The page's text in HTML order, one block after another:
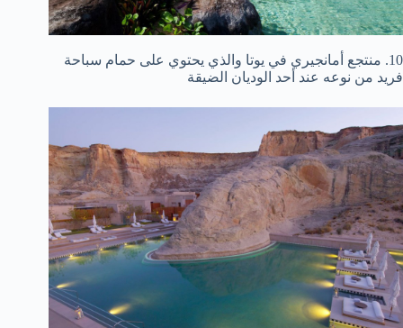
10. منتجع أمانجيري في يوتا والذي يحتوي على حمام سباحة
فريد من نوعه عند أحد الوديان الضيقة